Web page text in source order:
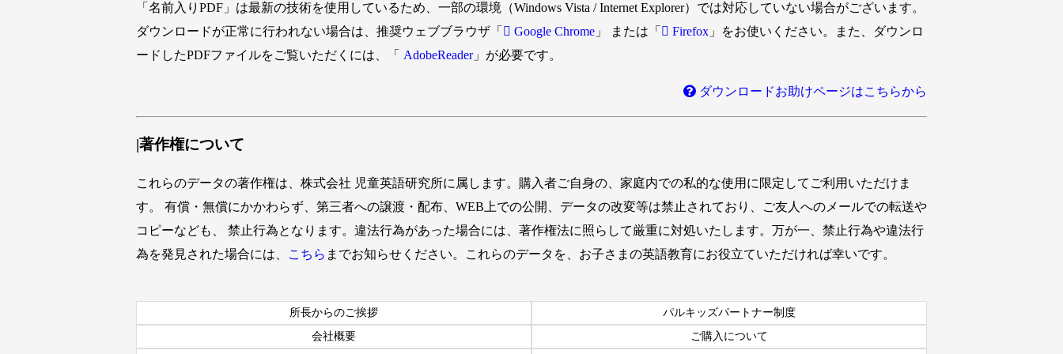
「名前入りPDF」は最新の技術を使用しているため、一部の環境（Windows Vista / Internet Explorer）では対応していない場合がございます。
ダウンロードが正常に行われない場合は、推奨ウェブブラウザ「
Google Chrome 」 または「 Firefox 」をお使いください。また、ダウンロ
ードしたPDFファイルをご覧いただくには、「
AdobeReader」が必要です。
ダウンロードお助けページはこちらから
|著作権について
これらのデータの著作権は、株式会社 児童英語研究所に属します。購入者ご自身の、家庭内での私的な使用に限定してご利用いただけま
す。 有償・無償にかかわらず、第三者への譲渡・配布、WEB上での公開、データの改変等は禁止されており、ご友人へのメールでの転送や
コピーなども、 禁止行為となります。違法行為があった場合には、著作権法に照らして厳重に対処いたします。万が一、禁止行為や違法行
為を発見された場合には、
こちら までお知らせください。これらのデータを、お子さまの英語教育にお役立ていただければ幸いです。
所長からのご挨拶
パルキッズパートナー制度
会社概要
ご購入について